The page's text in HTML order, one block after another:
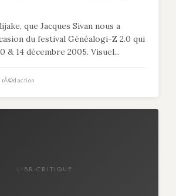
que Jacques Sivan nous a
du festival Généalogi-Z 2.0 qui
& 14 décembre 2005. Visuel...
LIBR-CRITIQUE